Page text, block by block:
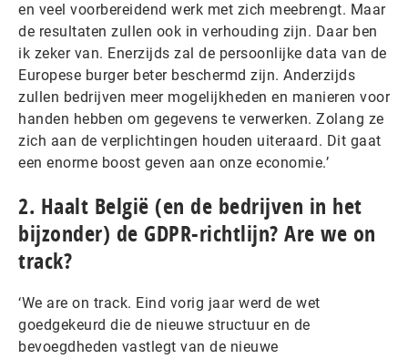
en veel voorbereidend werk met zich meebrengt. Maar
de resultaten zullen ook in verhouding zijn. Daar ben
ik zeker van. Enerzijds zal de persoonlijke data van de
Europese burger beter beschermd zijn. Anderzijds
zullen bedrijven meer mogelijkheden en manieren voor
handen hebben om gegevens te verwerken. Zolang ze
zich aan de verplichtingen houden uiteraard. Dit gaat
een enorme boost geven aan onze economie.’
2. Haalt België (en de bedrijven in het
bijzonder) de GDPR-richtlijn? Are we on
track?
‘We are on track. Eind vorig jaar werd de wet
goedgekeurd die de nieuwe structuur en de
bevoegdheden vastlegt van de nieuwe